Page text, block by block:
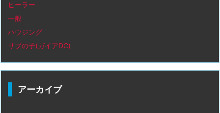
ヒーラー
一般
ハウジング
サブの子(ガイアDC)
アーカイブ